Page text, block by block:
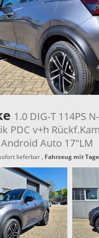
1.0 DIG-T 114PS
PDC v+h
Auto 17"LM
lieferbar, Fahrzeug mit